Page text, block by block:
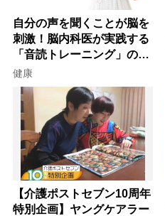
自分の声を聞くことが脳を
刺激！脳内科医が実践する
「音読トレーニング」の極
意
健康
【介護ポストセブン10周年
特別企画】ヤングケアラー